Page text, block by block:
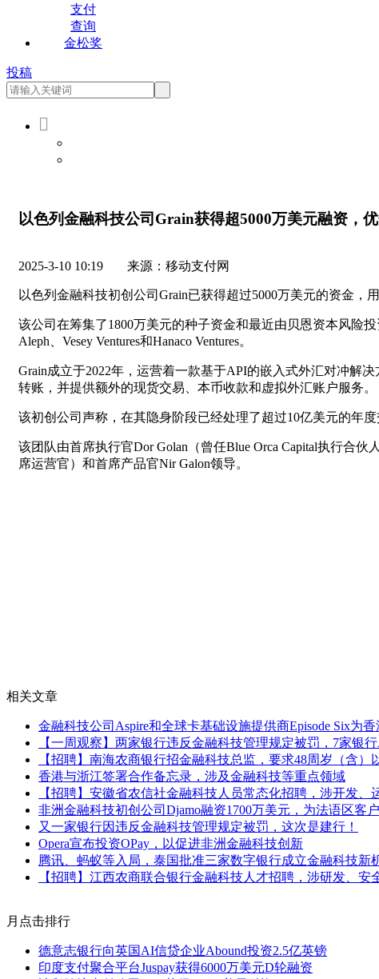
支付
查询
金松奖
投稿

以色列金融科技公司Grain获得超5000万美元融资，
2025-3-10 10:19 来源：移动支付网
以色列金融科技初创公司Grain已获得超过5000万美元的资金，
该公司在筹集了1800万美元的种子资金和最近由贝恩资本风险
Aleph、Vesey Ventures和Hanaco Ventures。
Grain成立于2022年，运营着一款基于API的嵌入式外汇对冲解
转账，并提供额外的现货交易、本币收款和虚拟外汇账户服务。
该初创公司声称，在其隐身阶段已经处理了超过10亿美元的年
该团队由首席执行官Dor Golan（曾任Blue Orca Capital执行合
席运营官）和首席产品官Nir Galon领导。
相关文章
金融科技公司Aspire和全球卡基础设施提供商Episode Six为
【一周观察】两家银行违反金融科技管理规定被罚，7家银
【招聘】南海农商银行招金融科技总监，要求48周岁（含）
香港与浙江签署合作备忘录，涉及金融科技等重点领域
【招聘】安徽省农信社金融科技人员常态化招聘，涉开发、
非洲金融科技初创公司Djamo融资1700万美元，为法语区客
又一家银行因违反金融科技管理规定被罚，这次是建行！
Opera宣布投资OPay，以促进非洲金融科技创新
腾讯、蚂蚁等入局，泰国批准三家数字银行成立金融科技新
【招聘】江西农商联合银行金融科技人才招聘，涉研发、安
月点击排行
德意志银行向英国AI信贷企业Abound投资2.5亿英镑
印度支付聚合平台Juspay获得6000万美元D轮融资